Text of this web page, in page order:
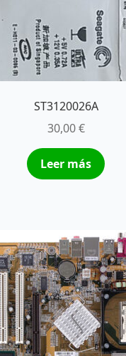
ST3120026A
30,00€
Leer más